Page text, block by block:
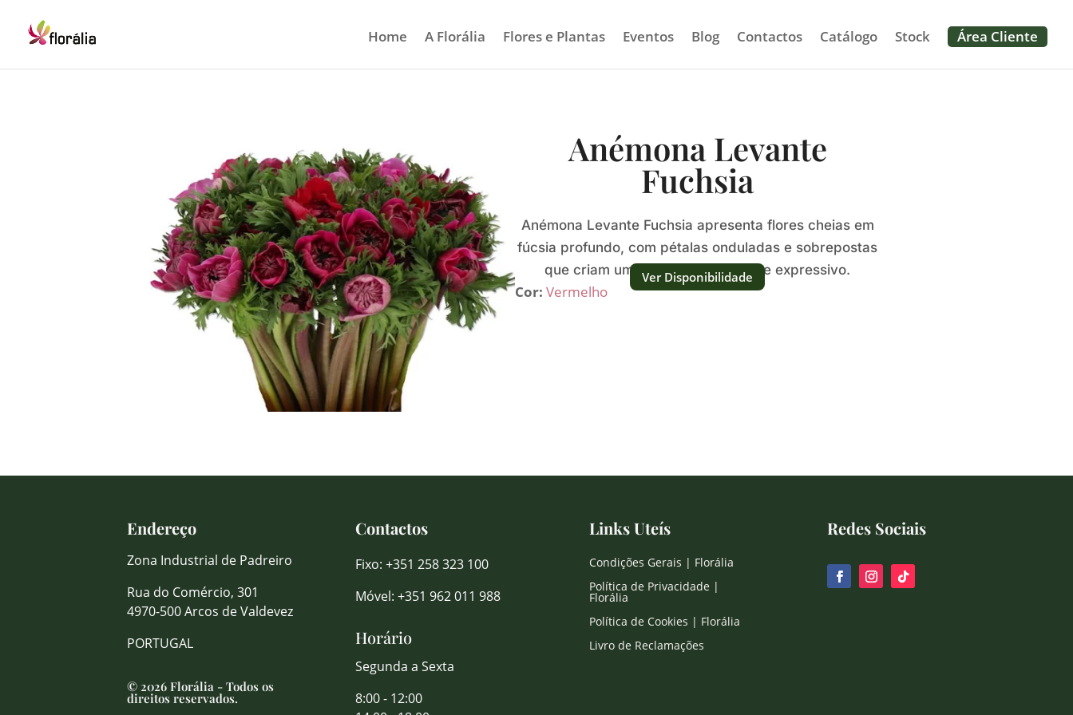
Home A Florália Flores e Plantas Eventos Blog Contactos Catálogo Stock Área Cliente
Anémona Levante
Fuchsia
Anémona Levante Fuchsia apresenta flores cheias em
fúcsia profundo, com pétalas onduladas e sobrepostas
que criam um volume abundante e expressivo.
Cor: Vermelho
Ver Disponibilidade
Endereço
Zona Industrial de Padreiro
Rua do Comércio, 301
4970-500 Arcos de Valdevez
PORTUGAL
© 2026 Florália - Todos os
direitos reservados.
Contactos
Fixo: +351 258 323 100
Móvel: +351 962 011 988
Horário
Segunda a Sexta
8:00 - 12:00
Links Uteís
Condições Gerais | Florália
Política de Privacidade |
Florália
Política de Cookies | Florália
Livro de Reclamações
Redes Sociais